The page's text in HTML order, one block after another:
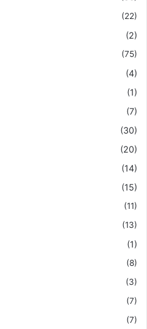
(22)
(2)
(75)
(4)
(1)
(7)
(30)
(20)
(14)
(15)
(11)
(13)
(1)
(8)
(3)
(7)
(7)